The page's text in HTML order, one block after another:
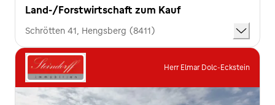
Land-/Forstwirtschaft zum Kauf
Schrötten 41, Hengsberg (8411)
Herr Elmar Dolc-Eckstein